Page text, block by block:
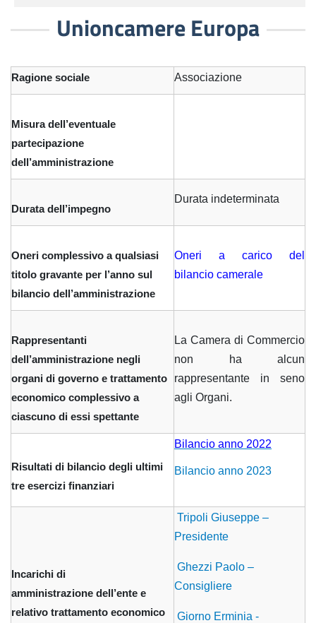
Unioncamere Europa
Ragione sociale Associazione
Misura dell’eventuale
partecipazione
dell’amministrazione
Durata dell’impegno
Durata indeterminata
Oneri complessivo a qualsiasi
titolo gravante per l’anno sul
bilancio dell’amministrazione
Oneri a carico del
bilancio camerale
Rappresentanti
dell’amministrazione negli
organi di governo e trattamento
economico complessivo a
ciascuno di essi spettante
La Camera di Commercio
non ha alcun
rappresentante in seno
agli Organi.
Risultati di bilancio degli ultimi
tre esercizi finanziari
Bilancio anno 2022
Bilancio anno 2023
Incarichi di
amministrazione dell’ente e
relativo trattamento economico
Tripoli Giuseppe –
Presidente
Ghezzi Paolo –
Consigliere
Giorno Erminia -